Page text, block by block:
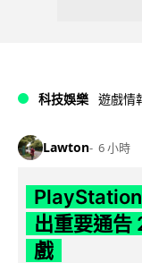
科技娛樂 遊戲情
Lawton 6 小時
出重要通告
戲